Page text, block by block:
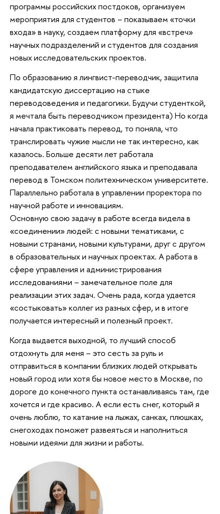
программы российских постдоков, организуем
мероприятия для студентов – показываем «точки
входа» в науку, создаем платформу для «встреч»
научных подразделений и студентов для создания
новых исследовательских проектов.
По образованию я лингвист-переводчик, защитила
кандидатскую диссертацию на стыке
переводоведения и педагогики. Будучи студенткой,
я мечтала быть переводчиком президента) Но когда
начала практиковать перевод, то поняла, что
транслировать чужие мысли не так интересно, как
казалось. Больше десяти лет работала
преподавателем английского языка и преподавала
перевод в Томском политехническом университете.
Параллельно работала в управлении проректора по
научной работе и инновациям.
Основную свою задачу в работе всегда видела в
«соединении» людей: с новыми тематиками, с
новыми странами, новыми культурами, друг с другом
в образовательных и научных проектах. А работа в
сфере управления и администрирования
исследованиями – замечательное поле для
реализации этих задач. Очень рада, когда удается
«состыковать» коллег из разных сфер, и в итоге
получается интересный и полезный проект.
Когда выдается выходной, то лучший способ
отдохнуть для меня – это сесть за руль и
отправиться в компании близких людей открывать
новый город или хотя бы новое место в Москве, по
дороге до конечного пункта останавливаясь там, где
хочется и где красиво. А если есть снег, который я
очень люблю, то катание на лыжах, санках, плюшках,
снегоходах поможет развеяться и наполниться
новыми идеями для жизни и работы.